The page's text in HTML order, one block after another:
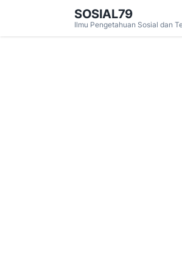
SOSIAL79
Ilmu Pengetahuan Sosial dan